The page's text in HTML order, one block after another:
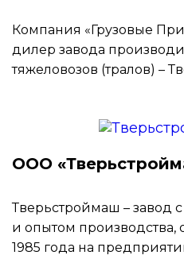
Компания «Грузовые
дилер завода
тяжеловозов (тралов) –
ООО
Тверьстроймаш – завод
и опытом производства,
1985 года на